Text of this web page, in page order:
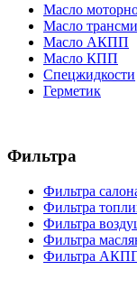
Масло
Масло
Масло АКПП
Масло КПП
Спецжидкости
Герметик
Фильтра
Фильтра
Фильтра
Фильтра
Фильтра
Фильтра